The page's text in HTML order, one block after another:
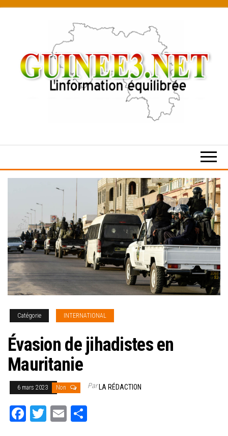
content
Catégorie INTERNATIONAL
Évasion de jihadistes en
Mauritanie
6 mars 2023 Non ParLA RÉDACTION
Fa
T
E